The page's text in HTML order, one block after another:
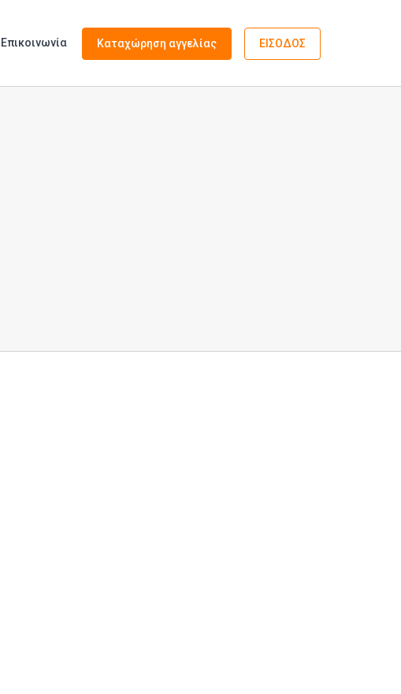
Επικοινωνία Καταχώρηση αγγελίας ΕΙΣΟΔΟΣ